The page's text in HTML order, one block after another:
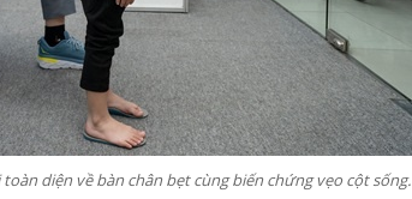
diện về bàn chân bẹt cùng biến chứng vẹo cột sống.